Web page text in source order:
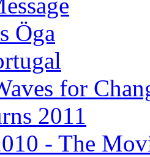
Öga
for
2011
- The